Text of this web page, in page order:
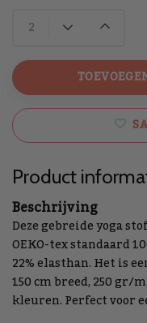
Product
Beschrijving
Deze gebreide yoga
OEKO-tex standaard
22% elasthan. Het is
150 cm breed, 250 gr/
kleuren. Perfect voor